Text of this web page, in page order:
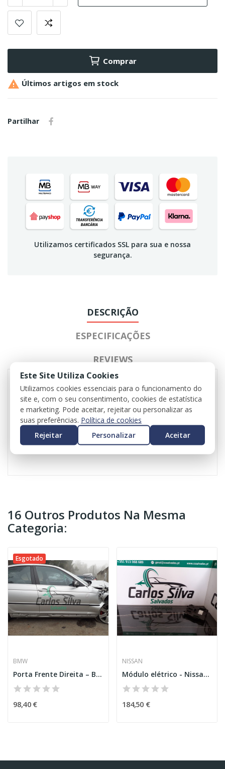
Comprar
 Últimos artigos em stock
Partilhar
Utilizamos certificados SSL para sua e nossa
segurança.
DESCRIÇÃO
ESPECIFICAÇÕES
REVIEWS
Kit de rádio para Volkswagen Golf VII
Referência rádio: 3Q0035824C
Referência monitor: 5G0919605
Valor do iva incluído
Valor do transporte não incluído
16 Outros Produtos Na Mesma
Categoria:
Esgotado
BMW
Porta Frente Direita – BMW 3 (E46)
98,40 €
NISSAN
Módulo elétrico - Nissan Qashqai II (J11,J11_)
184,50 €
Este Site Utiliza Cookies
Utilizamos cookies essenciais para o funcionamento do
site e, com o seu consentimento, cookies de estatística
e marketing. Pode aceitar, rejeitar ou personalizar as
suas preferências. Política de cookies
Rejeitar
Personalizar Aceitar